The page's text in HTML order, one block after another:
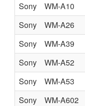
Sony
WM-A10
Sony
WM-A26
Sony
WM-A39
Sony
WM-A52
Sony
WM-A53
Sony
WM-A602